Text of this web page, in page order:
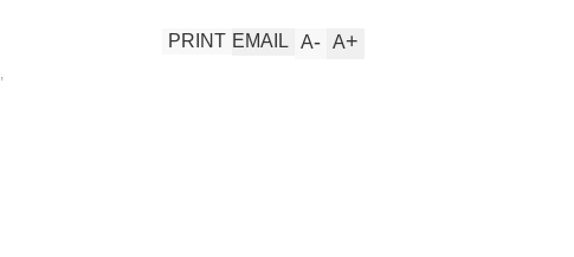
,
A+
A-
EMAIL
PRINT